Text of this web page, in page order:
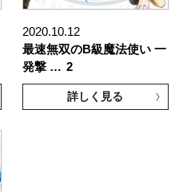
2020.10.12
最速無双のB級魔法使い 一
発撃 … 2
詳しく見る